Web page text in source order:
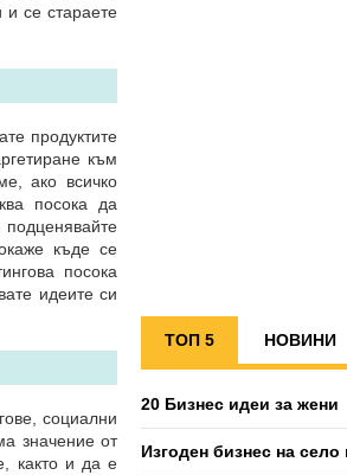
се стараете
продуктите
към
ако всичко
посока да
къде се
посока
идеите си
социални
значение от
както и да е
ТОП 5 НОВИНИ
20 Бизнес идеи за жени
Изгоден бизнес на